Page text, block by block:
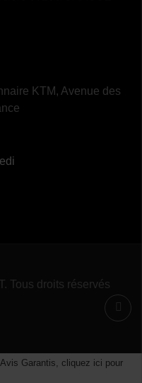
KTM, Avenue des
Tous droits réservés
Garantis, cliquez ici pour